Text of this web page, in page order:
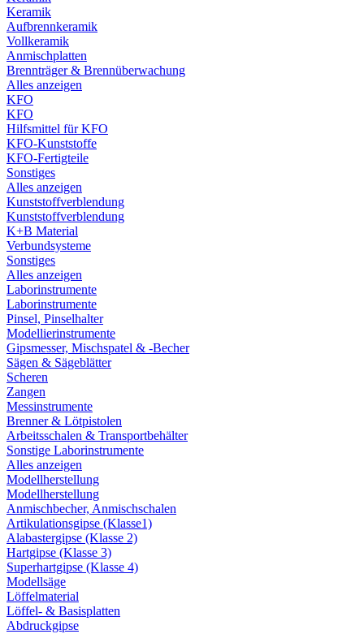
Keramik
Aufbrennkeramik
Vollkeramik
Anmischplatten
Brennträger & Brennüberwachung
Alles anzeigen
KFO
KFO
Hilfsmittel für KFO
KFO-Kunststoffe
KFO-Fertigteile
Sonstiges
Alles anzeigen
Kunststoffverblendung
Kunststoffverblendung
K+B Material
Verbundsysteme
Sonstiges
Alles anzeigen
Laborinstrumente
Laborinstrumente
Pinsel, Pinselhalter
Modellierinstrumente
Gipsmesser, Mischspatel & -Becher
Sägen & Sägeblätter
Scheren
Zangen
Messinstrumente
Brenner & Lötpistolen
Arbeitsschalen & Transportbehälter
Sonstige Laborinstrumente
Alles anzeigen
Modellherstellung
Modellherstellung
Anmischbecher, Anmischschalen
Artikulationsgipse (Klasse1)
Alabastergipse (Klasse 2)
Hartgipse (Klasse 3)
Superhartgipse (Klasse 4)
Modellsäge
Löffelmaterial
Löffel- & Basisplatten
Abdruckgipse